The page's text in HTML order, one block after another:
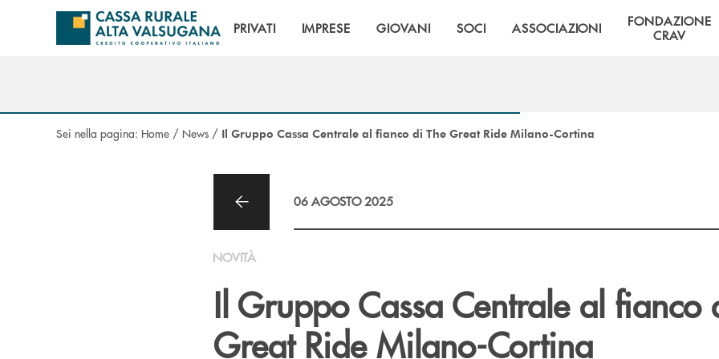
Salta al contenuto principale
PRIVATI IMPRESE GIOVANI SOCI ASSOCIAZIONI
FONDAZIONE
CRAV
Sei nella pagina: Home / News / Il Gruppo Cassa Centrale al fianco di The Great Ride Milano-Cortina
06 AGOSTO 2025
NOVITÀ
Il Gruppo Cassa Centrale al fianco
Great Ride Milano-Cortina